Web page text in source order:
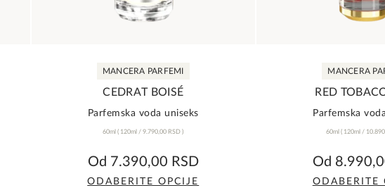
MANCERA PARFEMI
CEDRAT BOISÉ
Parfemska voda uniseks
60ml ( 120ml /9.790,00 RSD )
rating
Od 7.390,00 RSD
ODABERITE OPCIJE
MANCERA
RED
Parfemska
60ml ( 120ml /
Od
ODABERITE